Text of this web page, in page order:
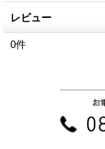
レビュー
0件